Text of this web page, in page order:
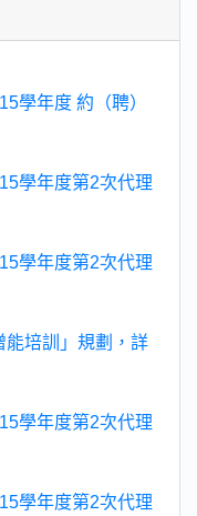
學年度 約（聘）
學年度第2次代理
學年度第2次代理
能培訓」規劃，詳
學年度第2次代理
學年度第2次代理